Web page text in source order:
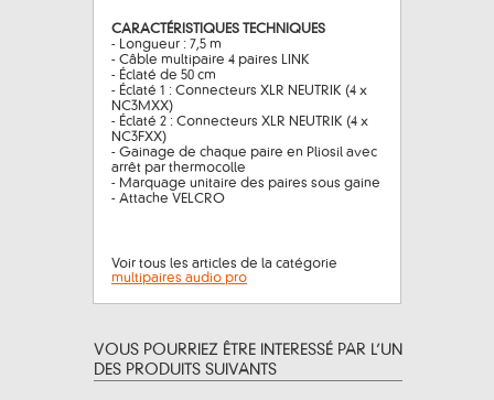
CARACTÉRISTIQUES TECHNIQUES
- Longueur : 7,5 m
- Câble multipaire 4 paires LINK
- Éclaté de 50 cm
- Éclaté 1 : Connecteurs XLR NEUTRIK (4 x
NC3MXX)
- Éclaté 2 : Connecteurs XLR NEUTRIK (4 x
NC3FXX)
- Gainage de chaque paire en Pliosil avec
arrêt par thermocolle
- Marquage unitaire des paires sous gaine
- Attache VELCRO
Voir tous les articles de la catégorie
multipaires audio pro
VOUS POURRIEZ ÊTRE INTERESSÉ PAR L’UN
DES PRODUITS SUIVANTS